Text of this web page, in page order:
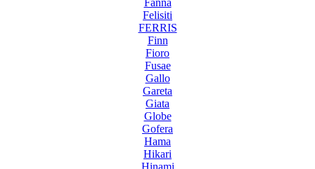
Felisiti
FERRIS
Finn
Fioro
Fusae
Gallo
Gareta
Giata
Globe
Gofera
Hama
Hikari
Hinami